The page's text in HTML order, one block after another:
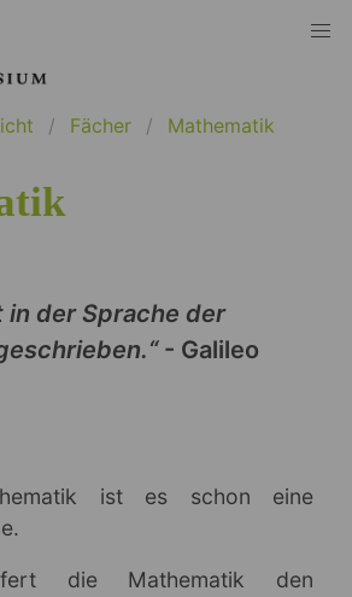
Fächer Mathematik
in der Sprache der
- Galileo
ist es schon eine
die Mathematik den